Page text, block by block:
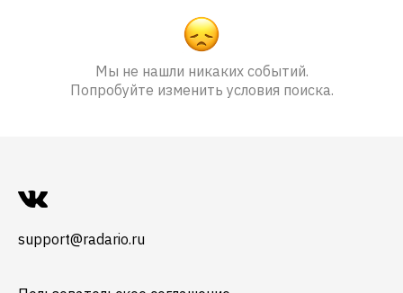
Мы не нашли никаких событий.
Попробуйте изменить условия поиска.
support@radario.ru